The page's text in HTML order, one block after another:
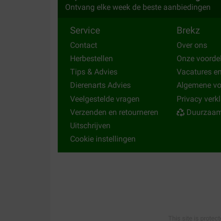
Ontvang elke week de beste aanbiedingen
Service
Contact
Herbestellen
Tips & Advies
Dierenarts Advies
Veelgestelde vragen
Verzenden en retourneren
Uitschrijven
Cookie instellingen
Brekz
Over ons
Onze
Vacatures
Algemene
Privacy